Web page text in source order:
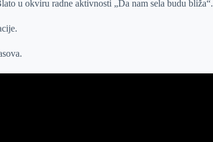
u okviru radne aktivnosti „Da nam sela budu bliža“.